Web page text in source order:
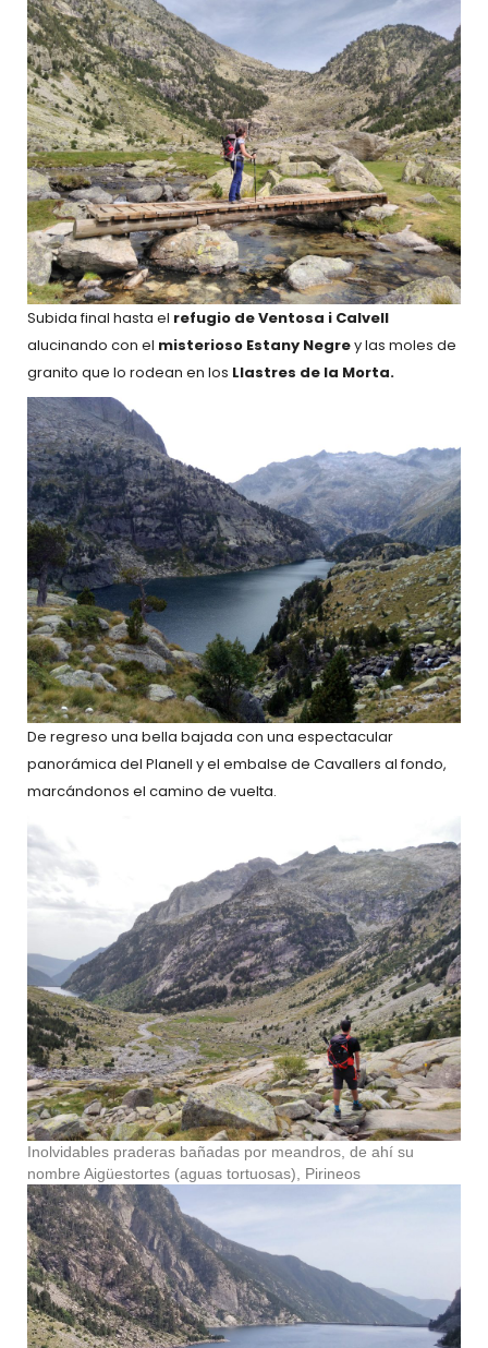
Subida final hasta el refugio de Ventosa i Calvell
alucinando con el misterioso Estany Negrey las moles de
granito que lo rodean en los Llastres de la Morta.
De regreso una bella bajada con una espectacular
panorámica del Planell y el embalse de Cavallers al fondo,
marcándonos el camino de vuelta.
Inolvidables praderas bañadas por meandros, de ahí su
nombre Aigüestortes (aguas tortuosas), Pirineos